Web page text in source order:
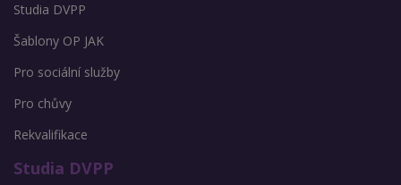
Studia DVPP
Šablony OP JAK
Pro sociální služby
Pro chůvy
Rekvalifikace
Studia DVPP